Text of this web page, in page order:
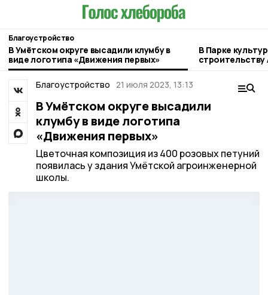
Благоустройство
В Умётском округе высадили клумбу в
виде логотипа «Движения первых»
В Парке
Благоустройство 21 июля 2023, 13:13
В Умётском округе высадили
клумбу в виде логотипа
«Движения первых»
Цветочная композиция из 400 розовых петуний
появилась у здания Умётской агроинженерной
школы.